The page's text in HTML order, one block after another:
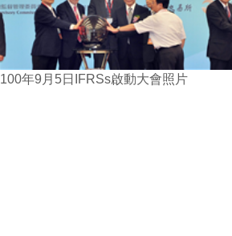
100年9月5日IFRSs啟動大會照片